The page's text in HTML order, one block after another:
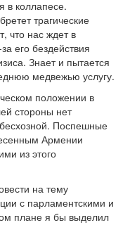
в коллапесе.
трагические
что нас ждет в
его бездействия
Знает и пытается
медвежью услугу.
положении в
стороны нет
Поспешные
Армении
из этого
на тему
с парламентскими и
плане я бы выделил